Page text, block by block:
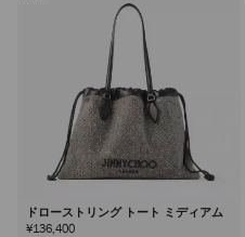
ドローストリング トート ミディアム
¥136,400